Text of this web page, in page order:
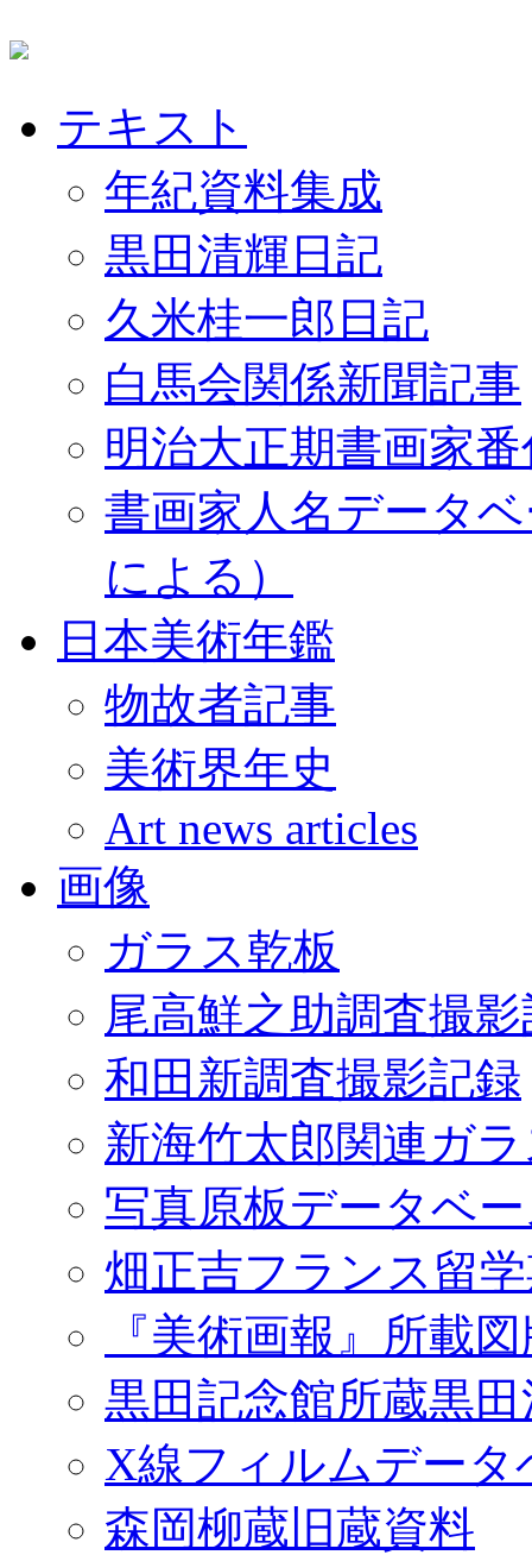
テキスト
年紀資料集成
黒田清輝日記
久米桂一郎日記
白馬会関係新聞記事
明治大正期書画家
書画家人名データ
による）
日本美術年鑑
物故者記事
美術界年史
Art news articles
画像
ガラス乾板
尾高鮮之助調査撮
和田新調査撮影記録
新海竹太郎関連ガ
写真原板データベ
畑正吉フランス留
『美術画報』所載
黒田記念館所蔵黒
X線フィルムデータ
森岡柳蔵旧蔵資料